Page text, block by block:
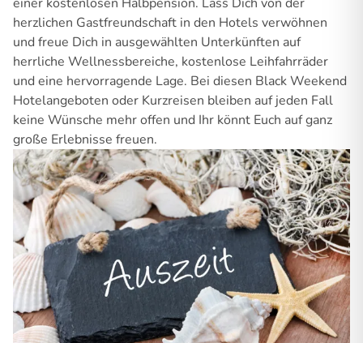
herzlichen Gastfreundschaft in den Hotels verwöhnen
und freue Dich in ausgewählten Unterkünften auf
herrliche Wellnessbereiche, kostenlose Leihfahrräder
und eine hervorragende Lage. Bei diesen Black Weekend
Hotelangeboten oder Kurzreisen bleiben auf jeden Fall
keine Wünsche mehr offen und Ihr könnt Euch auf ganz
große Erlebnisse freuen.